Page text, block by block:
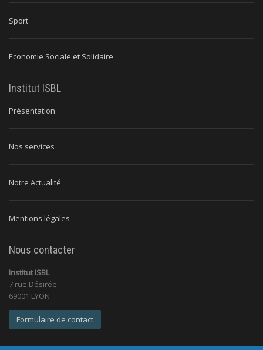
Sport
Economie Sociale et Solidaire
Institut ISBL
Présentation
Nos services
Notre Actualité
Mentions légales
Nous contacter
Institut ISBL
7 rue Désirée
69001 LYON
Formulaire de contact